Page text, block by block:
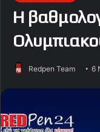
Η
Redpen Team 6